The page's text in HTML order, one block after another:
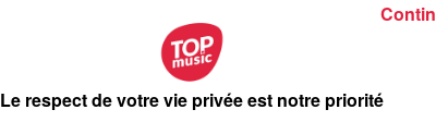
Le respect de votre vie privée est notre priorité